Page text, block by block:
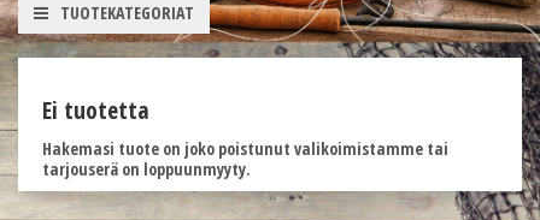
TUOTEKATEGORIAT
Ei tuotetta
Hakemasi tuote on joko poistunut valikoimistamme tai
tarjouserä on loppuunmyyty.